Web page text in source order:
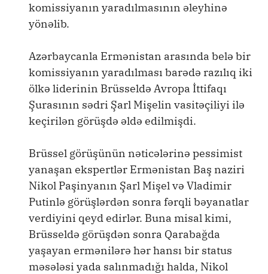
komissiyanın yaradılmasının əleyhinə
yönəlib.
Azərbaycanla Ermənistan arasında belə bir
komissiyanın yaradılması barədə razılıq iki
ölkə liderinin Brüsseldə Avropa İttifaqı
Şurasının sədri Şarl Mişelin vasitəçiliyi ilə
keçirilən görüşdə əldə edilmişdi.
Brüssel görüşünün nəticələrinə pessimist
yanaşan ekspertlər Ermənistan Baş naziri
Nikol Paşinyanın Şarl Mişel və Vladimir
Putinlə görüşlərdən sonra fərqli bəyanatlar
verdiyini qeyd edirlər. Buna misal kimi,
Brüsseldə görüşdən sonra Qarabağda
yaşayan ermənilərə hər hansı bir status
məsələsi yada salınmadığı halda, Nikol